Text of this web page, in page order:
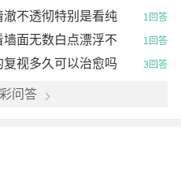
不透彻特别是看纯
花，混浊，重影复
1回答
面无数白点漂浮不
是全面的，看灯光
1回答
视多久可以治愈吗 3回答
问答